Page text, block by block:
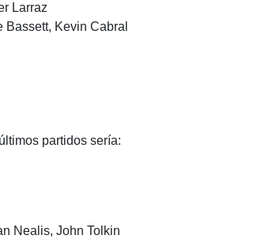
Larraz
Kevin Cabral
partidos sería:
Nealis, John Tolkin